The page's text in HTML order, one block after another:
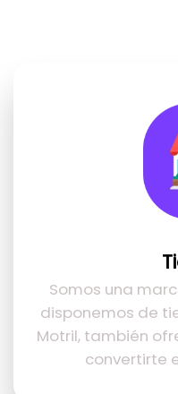
Somos una
disponemos de
Motril, también
convertirte